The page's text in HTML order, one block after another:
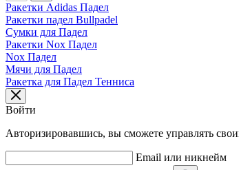
Ракетки Adidas Падел
Ракетки падел Bullpadel
Сумки для Падел
Ракетки Nox Падел
Nox Падел
Мячи для Падел
Ракетка для Падел Тенниса
Войти
Авторизировавшись, вы сможете управлять
Email или никнейм